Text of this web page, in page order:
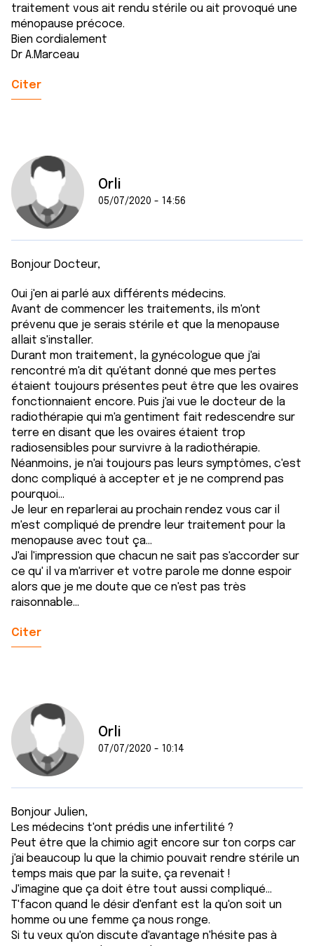
traitement vous ait rendu stérile ou ait provoqué une
ménopause précoce.
Bien cordialement
Dr A.Marceau
Citer
Orli
05/07/2020 - 14:56
Bonjour Docteur,
Oui j'en ai parlé aux différents médecins.
Avant de commencer les traitements, ils m'ont
prévenu que je serais stérile et que la menopause
allait s'installer.
Durant mon traitement, la gynécologue que j'ai
rencontré m'a dit qu'étant donné que mes pertes
étaient toujours présentes peut être que les ovaires
fonctionnaient encore. Puis j'ai vue le docteur de la
radiothérapie qui m'a gentiment fait redescendre sur
terre en disant que les ovaires étaient trop
radiosensibles pour survivre à la radiothérapie.
Néanmoins, je n'ai toujours pas leurs symptômes, c'est
donc compliqué à accepter et je ne comprend pas
pourquoi...
Je leur en reparlerai au prochain rendez vous car il
m'est compliqué de prendre leur traitement pour la
menopause avec tout ça...
J'ai l'impression que chacun ne sait pas s'accorder sur
ce qu' il va m'arriver et votre parole me donne espoir
alors que je me doute que ce n'est pas très
raisonnable...
Citer
Orli
07/07/2020 - 10:14
Bonjour Julien,
Les médecins t'ont prédis une infertilité ?
Peut être que la chimio agit encore sur ton corps car
j'ai beaucoup lu que la chimio pouvait rendre stérile un
temps mais que par la suite, ça revenait !
J'imagine que ça doit être tout aussi compliqué...
T'facon quand le désir d'enfant est la qu'on soit un
homme ou une femme ça nous ronge.
Si tu veux qu'on discute d'avantage n'hésite pas à